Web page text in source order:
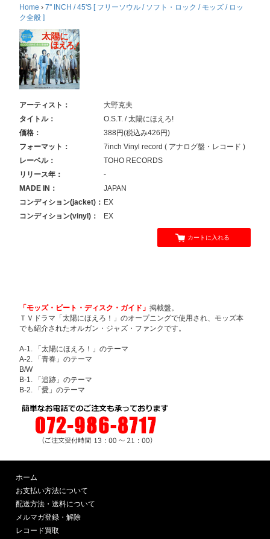
Home ›7'' INCH / 45'S [ フリーソウル / ソフト・ロック / モッズ / ロッ
ク全般 ]
アーティスト：
大野克夫
タイトル：
O.S.T. / 太陽にほえろ!
価格：
388円(税込み426円)
フォーマット：
7inch Vinyl record ( アナログ盤・レコード )
レーベル：
TOHO RECORDS
リリース年：
-
MADE IN：
JAPAN
コンディション(jacket)： EX
コンディション(vinyl)：
EX
カートに入れる
「モッズ・ビート・ディスク・ガイド」掲載盤。
ＴＶドラマ「太陽にほえろ！」のオープニングで使用され、モッズ本
でも紹介されたオルガン・ジャズ・ファンクです。
A-1. 「太陽にほえろ！」のテーマ
A-2. 「青春」のテーマ
B/W
B-1. 「追跡」のテーマ
B-2. 「愛」のテーマ
ホーム
お支払い方法について
配送方法・送料について
メルマガ登録・解除
レコード買取